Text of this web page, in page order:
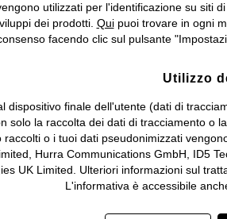
utilizzati per l'identificazione su
dei prodotti. Quipuoi trovare in ogni
facendo clic sul pulsante
Utilizzo
finale dell'utente (dati di
solo la raccolta dei dati di tracciamento
o i tuoi dati pseudonimizzati
Hurra Communications GmbH, ID5
UK Limited. Ulteriori informazioni sul
L'informativa è accessibile